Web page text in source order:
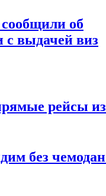
об
с выдачей виз
рейсы
без